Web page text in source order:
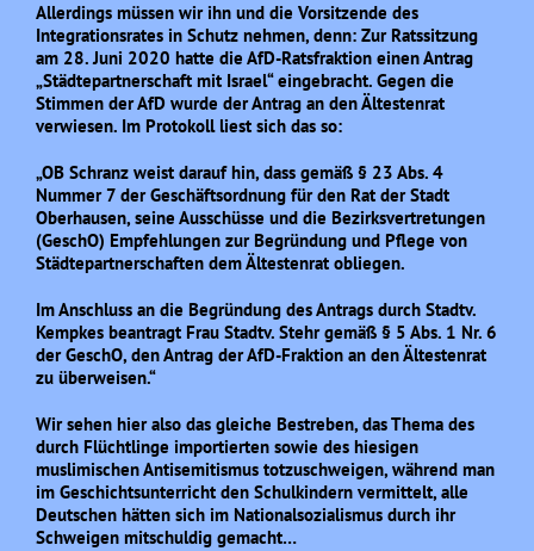
Allerdings müssen wir ihn und die Vorsitzende des
Integrationsrates in Schutz nehmen, denn: Zur Ratssitzung
am 28. Juni 2020 hatte die AfD-Ratsfraktion einen Antrag
„Städtepartnerschaft mit Israel“ eingebracht. Gegen die
Stimmen der AfD wurde der Antrag an den Ältestenrat
verwiesen. Im Protokoll liest sich das so:
„OB Schranz weist darauf hin, dass gemäß § 23 Abs. 4
Nummer 7 der Geschäftsordnung für den Rat der Stadt
Oberhausen, seine Ausschüsse und die Bezirksvertretungen
(GeschO) Empfehlungen zur Begründung und Pflege von
Städtepartnerschaften dem Ältestenrat obliegen.
Im Anschluss an die Begründung des Antrags durch Stadtv.
Kempkes beantragt Frau Stadtv. Stehr gemäß § 5 Abs. 1 Nr. 6
der GeschO, den Antrag der AfD-Fraktion an den Ältestenrat
zu überweisen.“
Wir sehen hier also das gleiche Bestreben, das Thema des
durch Flüchtlinge importierten sowie des hiesigen
muslimischen Antisemitismus totzuschweigen, während man
im Geschichtsunterricht den Schulkindern vermittelt, alle
Deutschen hätten sich im Nationalsozialismus durch ihr
Schweigen mitschuldig gemacht…